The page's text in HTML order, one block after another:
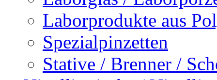
Laborprodukte aus
Spezialpinzetten
Stative / Brenner /